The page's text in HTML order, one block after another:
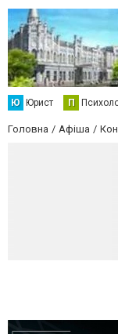
Ю Юрист П
Головна Афіша